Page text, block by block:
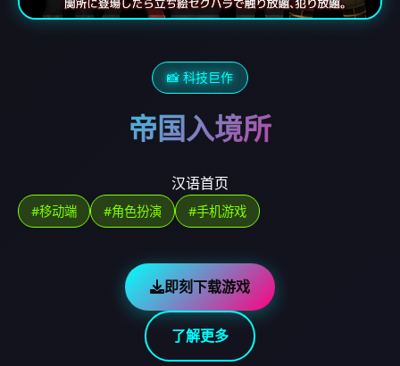
📸 科技巨作
帝国入境所
汉语首页
#移动端 #角色扮演 #手机游戏
即刻下载游戏
了解更多